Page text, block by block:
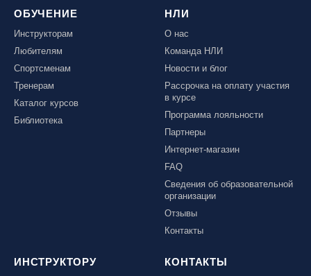
ОБУЧЕНИЕ
Инструкторам
Любителям
Спортсменам
Тренерам
Каталог курсов
Библиотека
НЛИ
О нас
Команда НЛИ
Новости и блог
Рассрочка на оплату участия
в курсе
Программа лояльности
Партнеры
Интернет-магазин
FAQ
Сведения об образовательной
организации
Отзывы
Контакты
ИНСТРУКТОРУ КОНТАКТЫ